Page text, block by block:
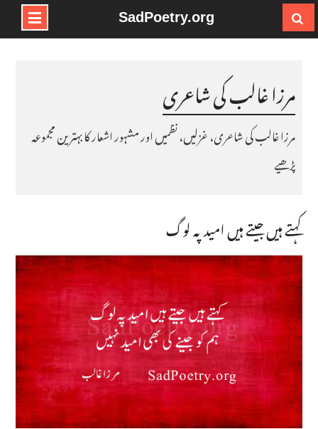
Skip
SadPoetry.org
مرزا غالب کی شاعری
مرزا غالب کی شاعری، غزلیں، نظمیں اور مشہور اشعار کا بہترین مجموعہ
پڑھیے
کہتے ہیں جیتے ہیں امید پہ لوگ